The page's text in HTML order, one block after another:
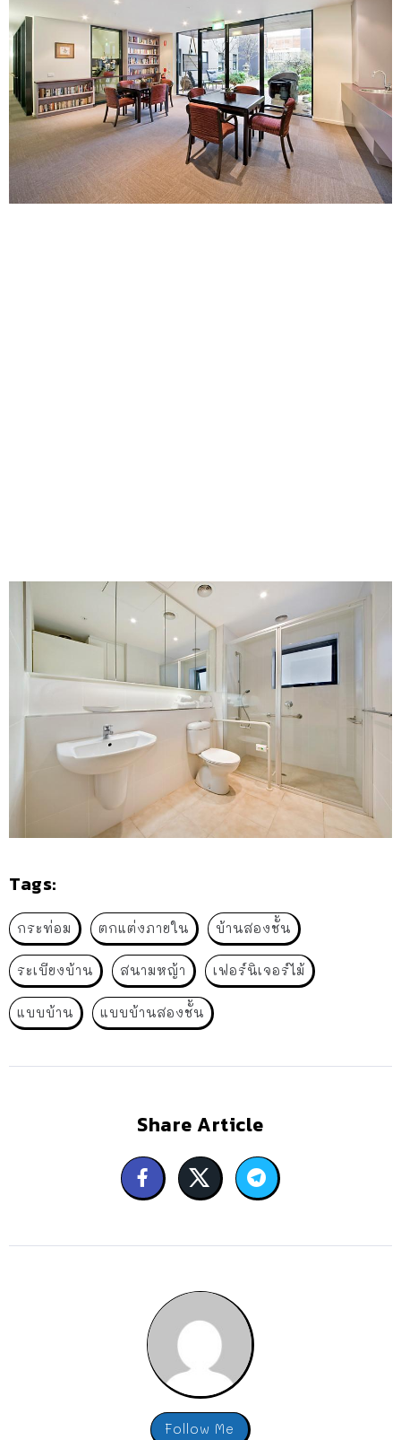
Tags:
กระท่อม ตกแต่งภายใน บ้านสองชั้น
ระเบียงบ้าน สนามหญ้า เฟอร์นิเจอร์ไม้
แบบบ้าน แบบบ้านสองชั้น
Share Article
Follow Me